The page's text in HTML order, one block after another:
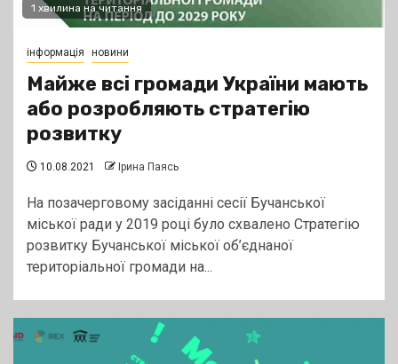
1 хвилина на читання
інформація новини
Майже всі громади України мають
або розробляють стратегію
розвитку
10.08.2021 Ірина Паясь
На позачерговому засіданні сесії Бучанської
міської ради у 2019 році було схвалено Стратегію
розвитку Бучанської міської об’єднаної
територіальної громади на...